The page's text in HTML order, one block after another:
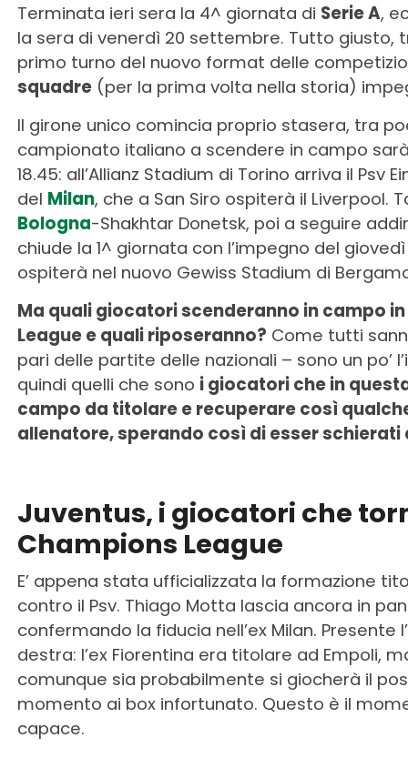
Terminata ieri sera la 4^ giornata di Serie A,
la sera di venerdì 20 settembre. Tutto giusto,
primo turno del nuovo format delle
squadre(per la prima volta nella storia)
Il girone unico comincia proprio stasera, tra
campionato italiano a scendere in campo
18.45: all’Allianz Stadium di Torino arriva il Psv
del Milan, che a San Siro ospiterà il Liverpool.
Bologna-Shakhtar Donetsk, poi a seguire
chiude la 1^ giornata con l’impegno del
ospiterà nel nuovo Gewiss Stadium di
Ma quali giocatori scenderanno in campo
League e quali riposeranno? Come tutti
pari delle partite delle nazionali – sono un po’
quindi quelli che sono i giocatori che in
campo da titolare e recuperare così
allenatore, sperando così di esser schierati
Juventus, i giocatori che
Champions League
E’ appena stata ufficializzata la formazione
contro il Psv. Thiago Motta lascia ancora in
confermando la fiducia nell’ex Milan.
destra: l’ex Fiorentina era titolare ad Empoli,
comunque sia probabilmente si giocherà il
momento ai box infortunato. Questo è il
capace.